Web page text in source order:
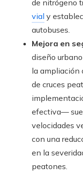
de nitrógeno
vial y
autobuses.
Mejora en
diseño
la ampliación
de cruces
efectiva—
velocidades
con una
en la
peatones.